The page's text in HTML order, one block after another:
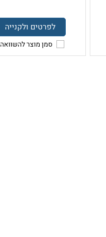
לפרטים ולקנייה
סמן מוצר להשוואה